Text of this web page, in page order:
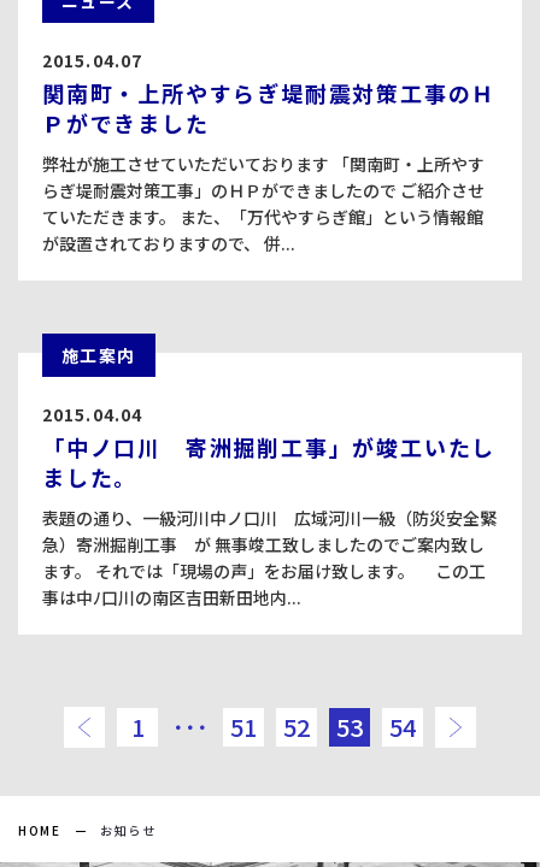
2015.04.07
関南町・上所やすらぎ堤耐震対策工事のＨ
Ｐができました
弊社が施工させていただいております 「関南町・上所やす
らぎ堤耐震対策工事」のＨＰができましたので ご紹介させ
ていただきます。 また、「万代やすらぎ館」という情報館
が設置されておりますので、 併...
施工案内
2015.04.04
「中ノ口川 寄洲掘削工事」が竣工いたし
ました。
表題の通り、一級河川中ノ口川 広域河川一級（防災安全緊
急）寄洲掘削工事 が 無事竣工致しましたのでご案内致し
ます。 それでは「現場の声」をお届け致します。 この工
事は中ﾉ口川の南区吉田新田地内...
前のページ
1 ･･･ 51 52 53 54
HOME お知らせ